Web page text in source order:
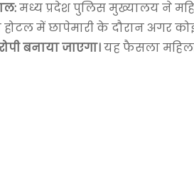
मध्य प्रदेश पुलिस मुख्यालय ने
में छापेमारी के दौरान अगर
बनाया जाएगा।यह फैसला